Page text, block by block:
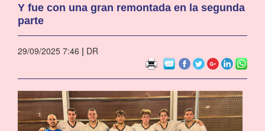
Y fue con una gran remontada en la segunda
parte
29/09/2025 7:46 | DR